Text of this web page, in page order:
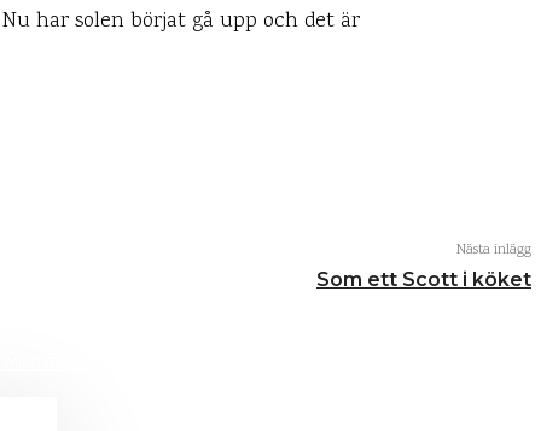
har solen börjat gå upp och det är
Nästa inlägg
Som ett Scott i köket